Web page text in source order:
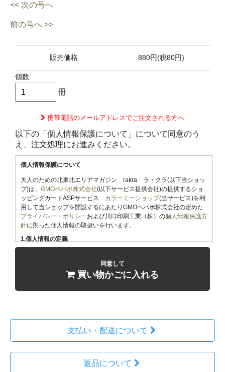
<< 次の号へ
前の号へ >>
販売価格 880円(税80円)
個数
冊
携帯電話のメールアドレスでご注文される方へ
以下の「個人情報保護について」について同意のう
え、注文処理にお進みください。
個人情報保護について
大人のための北東北エリアマガジン rakra ラ・クラ(以下当ショッ
プ)は、 GMOペパボ株式会社(以下サービス提供会社)の提供するショ
ッピングカートASPサービス カラーミーショップ(当サービス)を利
用して当ショップを開設するにあたりGMOペパボ株式会社の定めた
プライバシー・ポリシーおよび川口印刷工業（株）の個人情報保護方
針に則った個人情報の取扱いを行います。
1.個人情報の定義
「個人情報」とは、生存する個人に関する情報であって、当該情報に
ことができるもの、及び他の情報と容易に照合することができ、それ
により特定の個人を識別することができることとなるものをいいま
収集するにあたっては利用目的を明記の上、適法かつ公正な手段によ
当ショップで収集する個人情報は以下の通りです。
同意して
買い物かごに入れる
支払い・配送について
返品について